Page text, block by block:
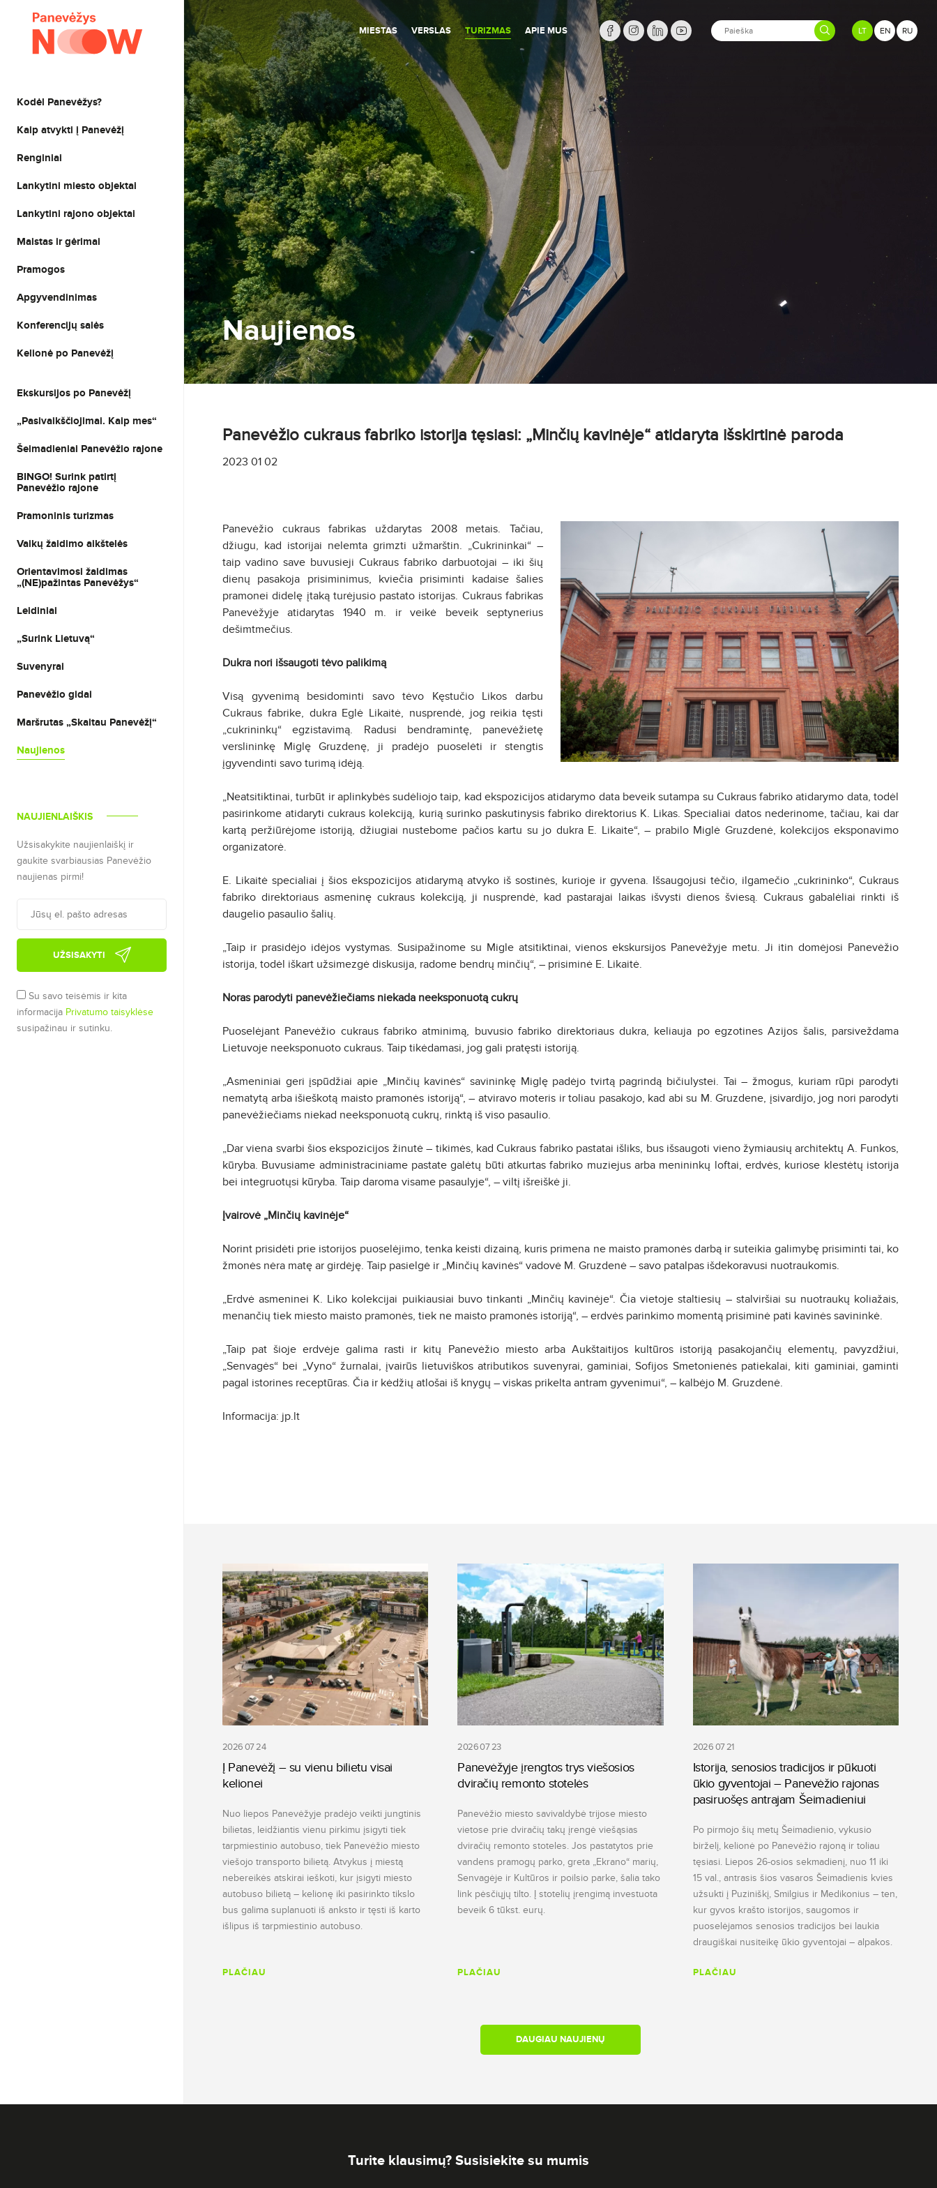
MIESTAS VERSLAS TURIZMAS APIE MUS LT EN RU
Kodėl Panevėžys?
Kaip atvykti į Panevėžį
Renginiai
Lankytini miesto objektai
Lankytini rajono objektai
Maistas ir gėrimai
Pramogos
Apgyvendinimas
Konferencijų salės
Kelionė po Panevėžį
Ekskursijos po Panevėžį
„Pasivaikščiojimai. Kaip mes“
Šeimadieniai Panevėžio rajone
BINGO! Surink patirtį
Panevėžio rajone
Pramoninis turizmas
Vaikų žaidimo aikštelės
Orientavimosi žaidimas
„(NE)pažintas Panevėžys“
Leidiniai
„Surink Lietuvą“
Suvenyrai
Panevėžio gidai
Maršrutas „Skaitau Panevėžį“
Naujienos
NAUJIENLAIŠKIS
Užsisakykite naujienlaiškį ir
gaukite svarbiausias Panevėžio
naujienas pirmi!
UŽSISAKYTI
Su savo teisėmis ir kita
informacija Privatumo taisyklėse
susipažinau ir sutinku.
Naujienos
Panevėžio cukraus fabriko istorija tęsiasi: „Minčių kavinėje“ atidaryta išskirtinė paroda
2023 01 02
Panevėžio cukraus fabrikas uždarytas 2008 metais. Tačiau,
džiugu, kad istorijai nelemta grimzti užmarštin. „Cukrininkai“ –
taip vadino save buvusieji Cukraus fabriko darbuotojai – iki šių
dienų pasakoja prisiminimus, kviečia prisiminti kadaise šalies
pramonei didelę įtaką turėjusio pastato istorijas. Cukraus fabrikas
Panevėžyje atidarytas 1940 m. ir veikė beveik septynerius
dešimtmečius.
Dukra nori išsaugoti tėvo palikimą
Visą gyvenimą besidominti savo tėvo Kęstučio Likos darbu
Cukraus fabrike, dukra Eglė Likaitė, nusprendė, jog reikia tęsti
„cukrininkų“ egzistavimą. Radusi bendramintę, panevėžietę
verslininkę Miglę Gruzdenę, ji pradėjo puoselėti ir stengtis
įgyvendinti savo turimą idėją.
„Neatsitiktinai, turbūt ir aplinkybės sudėliojo taip, kad ekspozicijos atidarymo data beveik sutampa su Cukraus fabriko atidarymo data, todėl
pasirinkome atidaryti cukraus kolekciją, kurią surinko paskutinysis fabriko direktorius K. Likas. Specialiai datos nederinome, tačiau, kai dar
kartą peržiūrėjome istoriją, džiugiai nustebome pačios kartu su jo dukra E. Likaite“, – prabilo Miglė Gruzdenė, kolekcijos eksponavimo
organizatorė.
E. Likaitė specialiai į šios ekspozicijos atidarymą atvyko iš sostinės, kurioje ir gyvena. Išsaugojusi tėčio, ilgamečio „cukrininko“, Cukraus
fabriko direktoriaus asmeninę cukraus kolekciją, ji nusprendė, kad pastarajai laikas išvysti dienos šviesą. Cukraus gabalėliai rinkti iš
daugelio pasaulio šalių.
„Taip ir prasidėjo idėjos vystymas. Susipažinome su Migle atsitiktinai, vienos ekskursijos Panevėžyje metu. Ji itin domėjosi Panevėžio
istorija, todėl iškart užsimezgė diskusija, radome bendrų minčių“, – prisiminė E. Likaitė.
Noras parodyti panevėžiečiams niekada neeksponuotą cukrų
Puoselėjant Panevėžio cukraus fabriko atminimą, buvusio fabriko direktoriaus dukra, keliauja po egzotines Azijos šalis, parsiveždama
Lietuvoje neeksponuoto cukraus. Taip tikėdamasi, jog gali pratęsti istoriją.
„Asmeniniai geri įspūdžiai apie „Minčių kavinės“ savininkę Miglę padėjo tvirtą pagrindą bičiulystei. Tai – žmogus, kuriam rūpi parodyti
nematytą arba išieškotą maisto pramonės istoriją“, – atviravo moteris ir toliau pasakojo, kad abi su M. Gruzdene, įsivardijo, jog nori parodyti
panevėžiečiams niekad neeksponuotą cukrų, rinktą iš viso pasaulio.
„Dar viena svarbi šios ekspozicijos žinutė – tikimės, kad Cukraus fabriko pastatai išliks, bus išsaugoti vieno žymiausių architektų A. Funkos,
kūryba. Buvusiame administraciniame pastate galėtų būti atkurtas fabriko muziejus arba menininkų loftai, erdvės, kuriose klestėtų istorija
bei integruotųsi kūryba. Taip daroma visame pasaulyje“, – viltį išreiškė ji.
Įvairovė „Minčių kavinėje“
Norint prisidėti prie istorijos puoselėjimo, tenka keisti dizainą, kuris primena ne maisto pramonės darbą ir suteikia galimybę prisiminti tai, ko
žmonės nėra matę ar girdėję. Taip pasielgė ir „Minčių kavinės“ vadovė M. Gruzdenė – savo patalpas išdekoravusi nuotraukomis.
„Erdvė asmeninei K. Liko kolekcijai puikiausiai buvo tinkanti „Minčių kavinėje“. Čia vietoje staltiesių – stalviršiai su nuotraukų koliažais,
menančių tiek miesto maisto pramonės, tiek ne maisto pramonės istoriją“, – erdvės parinkimo momentą prisiminė pati kavinės savininkė.
„Taip pat šioje erdvėje galima rasti ir kitų Panevėžio miesto arba Aukštaitijos kultūros istoriją pasakojančių elementų, pavyzdžiui,
„Senvagės“ bei „Vyno“ žurnalai, įvairūs lietuviškos atributikos suvenyrai, gaminiai, Sofijos Smetonienės patiekalai, kiti gaminiai, gaminti
pagal istorines receptūras. Čia ir kėdžių atlošai iš knygų – viskas prikelta antram gyvenimui“, – kalbėjo M. Gruzdenė.
Informacija: jp.lt
2026 07 24
Į Panevėžį – su vienu bilietu visai
kelionei
Nuo liepos Panevėžyje pradėjo veikti jungtinis
bilietas, leidžiantis vienu pirkimu įsigyti tiek
tarpmiestinio autobuso, tiek Panevėžio miesto
viešojo transporto bilietą. Atvykus į miestą
nebereikės atskirai ieškoti, kur įsigyti miesto
autobuso bilietą – kelionę iki pasirinkto tikslo
bus galima suplanuoti iš anksto ir tęsti iš karto
išlipus iš tarpmiestinio autobuso.
PLAČIAU
2026 07 23
Panevėžyje įrengtos trys viešosios
dviračių remonto stotelės
Panevėžio miesto savivaldybė trijose miesto
vietose prie dviračių takų įrengė viešąsias
dviračių remonto stoteles. Jos pastatytos prie
vandens pramogų parko, greta „Ekrano“ marių,
Senvagėje ir Kultūros ir poilsio parke, šalia tako
link pėsčiųjų tilto. Į stotelių įrengimą investuota
beveik 6 tūkst. eurų.
PLAČIAU
2026 07 21
Istorija, senosios tradicijos ir pūkuoti
ūkio gyventojai – Panevėžio rajonas
pasiruošęs antrajam Šeimadieniui
Po pirmojo šių metų Šeimadienio, vykusio
birželį, kelionė po Panevėžio rajoną ir toliau
tęsiasi. Liepos 26-osios sekmadienį, nuo 11 iki
15 val., antrasis šios vasaros Šeimadienis kvies
užsukti į Puziniškį, Smilgius ir Medikonius – ten,
kur gyvos krašto istorijos, saugomos ir
puoselėjamos senosios tradicijos bei laukia
draugiškai nusiteikę ūkio gyventojai – alpakos.
PLAČIAU
DAUGIAU NAUJIENŲ
Turite klausimų? Susisiekite su mumis